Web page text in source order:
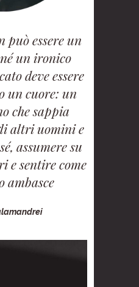
può essere un
un ironico
deve essere
un cuore: un
che sappia
altri uomini e
assumere su
e sentire come
ambasce